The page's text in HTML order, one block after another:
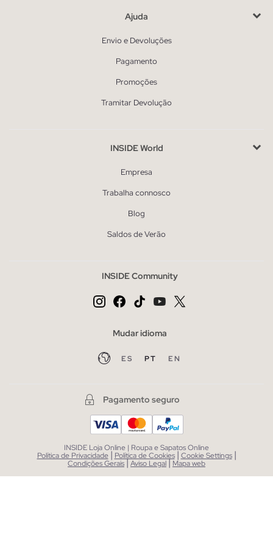
Ajuda
Envio e Devoluções
Pagamento
Promoções
Tramitar Devolução
INSIDE World
Empresa
Trabalha connosco
Blog
Saldos de Verão
INSIDE Community
Mudar idioma
ES PT EN
Pagamento seguro
INSIDE Loja Online | Roupa e Sapatos Online
Política de Privacidade | Política de Cookies | Cookie Settings |
Condições Gerais|Aviso Legal| Mapa web